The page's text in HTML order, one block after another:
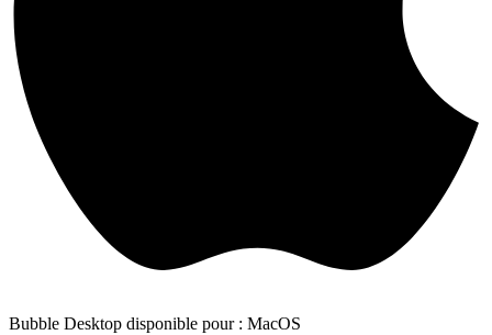
Bubble Desktop disponible pour : MacOS